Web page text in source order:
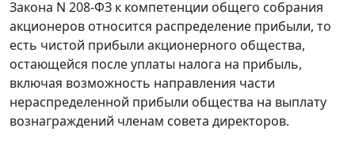
Закона N 208-ФЗ к компетенции общего собрания
акционеров относится распределение прибыли, то
есть чистой прибыли акционерного общества,
остающейся после уплаты налога на прибыль,
включая возможность направления части
нераспределенной прибыли общества на выплату
вознаграждений членам совета директоров.